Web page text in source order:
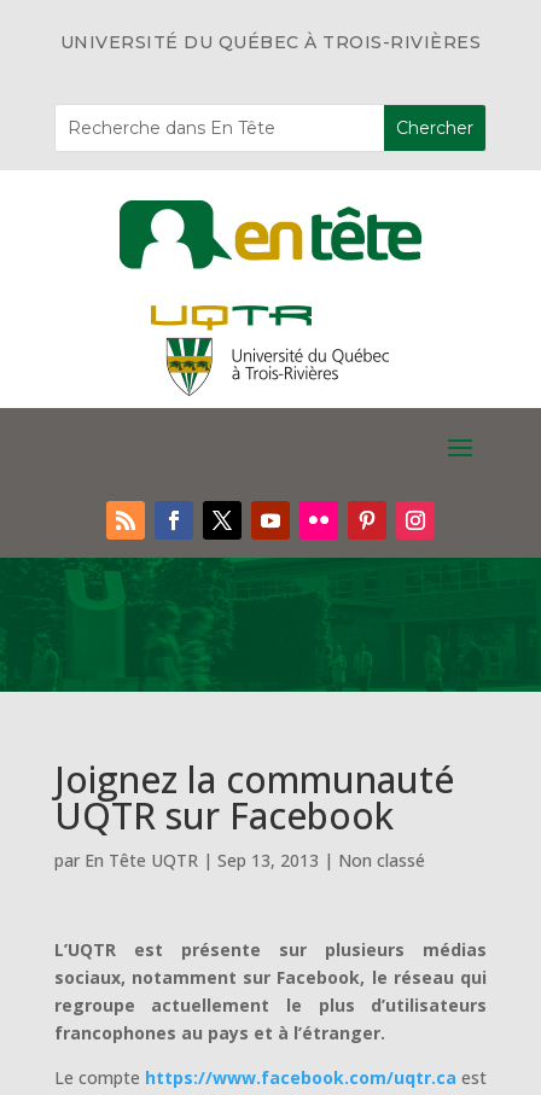
UNIVERSITÉ DU QUÉBEC À TROIS-RIVIÈRES
Joignez la communauté
UQTR sur Facebook
par En Tête UQTR| Sep 13, 2013 | Non classé
L’UQTR est présente sur plusieurs médias
sociaux, notamment sur Facebook, le réseau qui
regroupe actuellement le plus d’utilisateurs
francophones au pays et à l’étranger.
Le compte https://www.facebook.com/uqtr.ca est